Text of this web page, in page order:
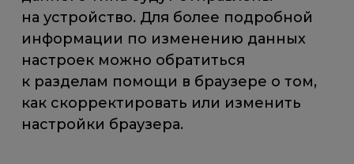
на устройство. Для более подробной
информации по изменению данных
настроек можно обратиться
к разделам помощи в браузере о том,
как скорректировать или изменить
настройки браузера.